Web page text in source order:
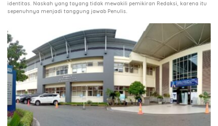
identitas. Naskah yang tayang tidak mewakili pemikiran Redaksi, karena itu
sepenuhnya menjadi tanggung jawab Penulis.